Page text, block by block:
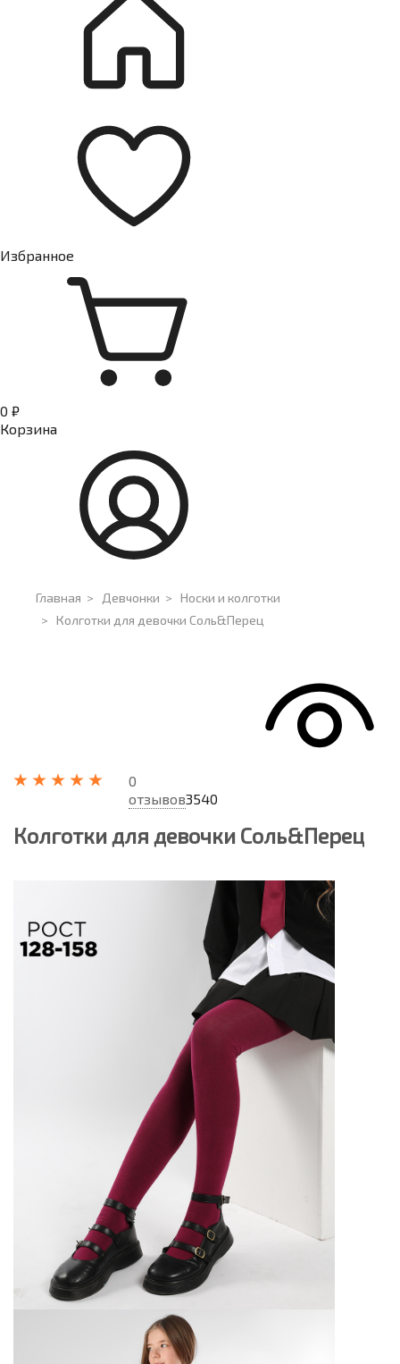
Избранное
0 ₽
Корзина
Главная > Девчонки > Носки и колготки
> Колготки для девочки Соль&Перец
0
отзывов3540
Колготки для девочки Соль&Перец